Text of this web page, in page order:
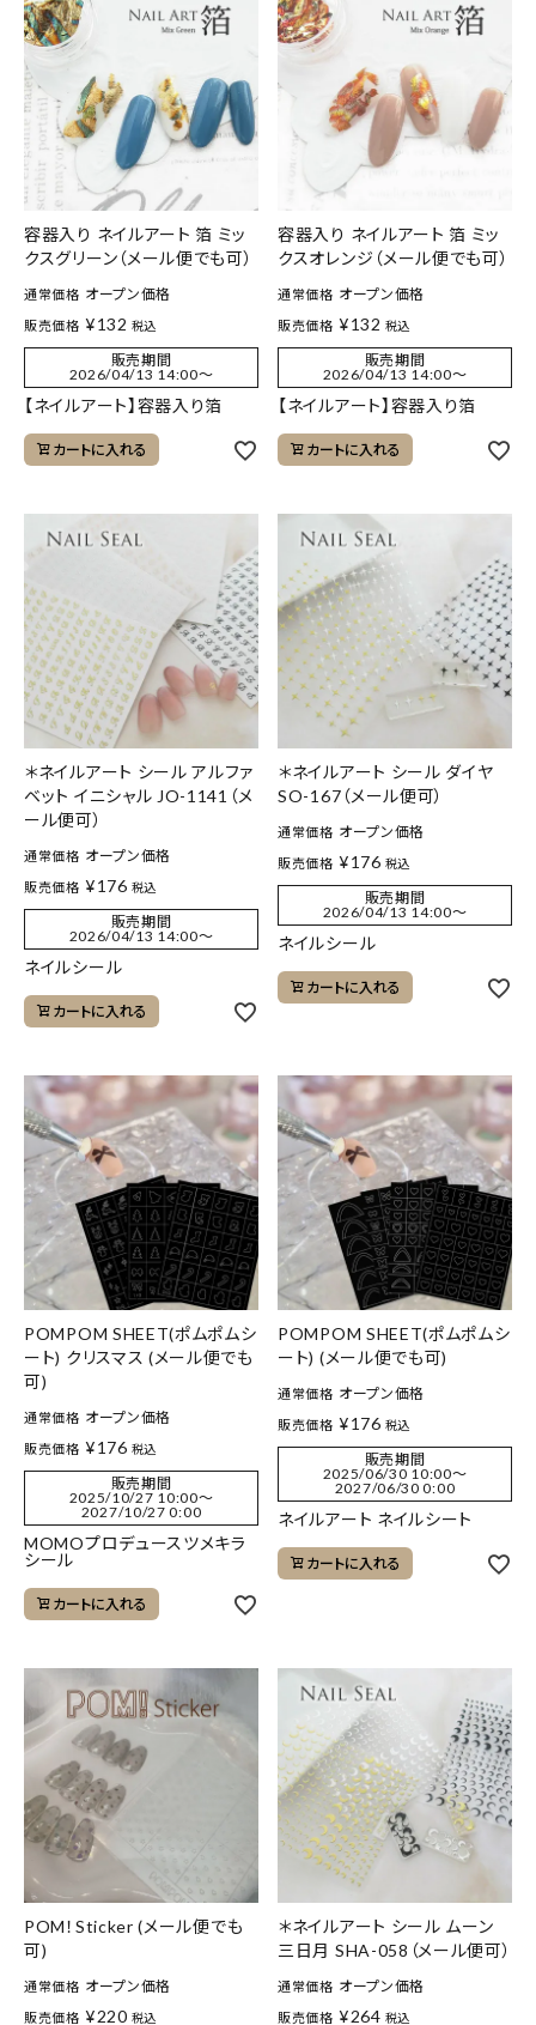
容器入り ネイルアート 箔 ミッ
クスグリーン（メール便でも可）
通常価格 オープン価格
販売価格 ¥132 税込
販売期間
2026/04/13 14:00〜
【ネイルアート】容器入り箔
カートに入れる
容器入り ネイルアート 箔 ミッ
クスオレンジ（メール便でも可）
通常価格 オープン価格
販売価格 ¥132 税込
販売期間
2026/04/13 14:00〜
【ネイルアート】容器入り箔
カートに入れる
＊ネイルアート シール アルファ
ベット イニシャル JO-1141（メ
ール便可）
通常価格 オープン価格
販売価格 ¥176 税込
販売期間
2026/04/13 14:00〜
ネイルシール
カートに入れる
＊ネイルアート シール ダイヤ
SO-167（メール便可）
通常価格 オープン価格
販売価格 ¥176 税込
販売期間
2026/04/13 14:00〜
ネイルシール
カートに入れる
POMPOM SHEET(ポムポムシ
ート) クリスマス (メール便でも
可)
通常価格 オープン価格
販売価格 ¥176 税込
販売期間
2025/10/27 10:00〜
2027/10/27 0:00
MOMOプロデュースツメキラ
シール
カートに入れる
POMPOM SHEET(ポムポムシ
ート) (メール便でも可)
通常価格 オープン価格
販売価格 ¥176 税込
販売期間
2025/06/30 10:00〜
2027/06/30 0:00
ネイルアート ネイルシート
カートに入れる
POM！Sticker (メール便でも
可)
通常価格 オープン価格
販売価格 ¥220 税込
＊ネイルアート シール ムーン
三日月 SHA-058（メール便可）
通常価格 オープン価格
販売価格 ¥264 税込